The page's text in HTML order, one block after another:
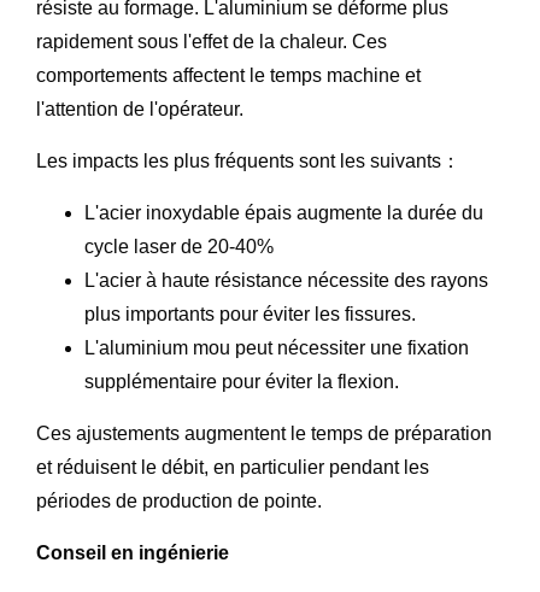
résiste au formage. L'aluminium se déforme plus
rapidement sous l'effet de la chaleur. Ces
comportements affectent le temps machine et
l'attention de l'opérateur.
Les impacts les plus fréquents sont les suivants：
L'acier inoxydable épais augmente la durée du
cycle laser de 20-40%
L'acier à haute résistance nécessite des rayons
plus importants pour éviter les fissures.
L'aluminium mou peut nécessiter une fixation
supplémentaire pour éviter la flexion.
Ces ajustements augmentent le temps de préparation
et réduisent le débit, en particulier pendant les
périodes de production de pointe.
Conseil en ingénierie